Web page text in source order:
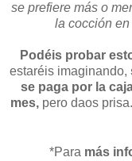
se prefiere más o
la cocción
Podéis probar
estaréis imaginando,
se paga por la
mes, pero daos
*Para más